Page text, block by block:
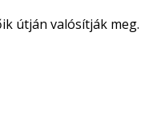
útján valósítják meg.